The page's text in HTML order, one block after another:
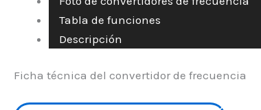
Tabla de funciones
Descripción
Ficha técnica del convertidor de frecuencia